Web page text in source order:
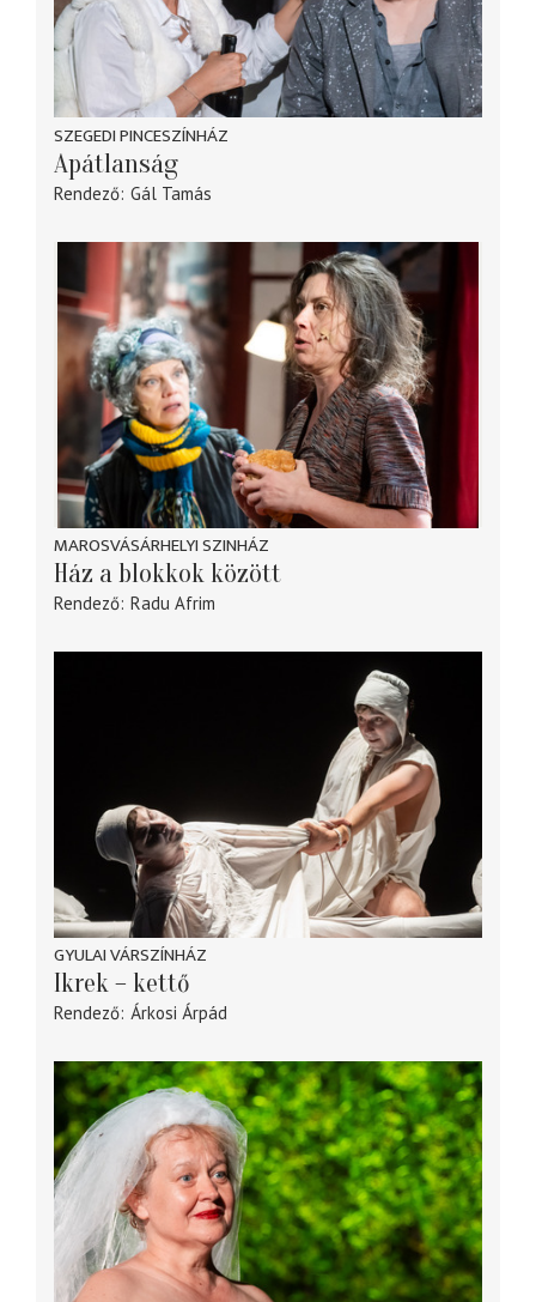
SZEGEDI PINCESZÍNHÁZ
Apátlanság
Rendező Gál Tamás
MAROSVÁSÁRHELYI SZINHÁZ
Ház a blokkok között
Rendező Radu Afrim
GYULAI VÁRSZÍNHÁZ
Ikrek – kettő
Rendező Árkosi Árpád